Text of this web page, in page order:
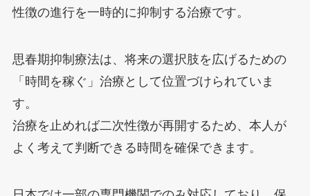
性徴の進行を一時的に抑制する治療です。
思春期抑制療法は、将来の選択肢を広げるための
「時間を稼ぐ」治療として位置づけられていま
す。
治療を止めれば二次性徴が再開するため、本人が
よく考えて判断できる時間を確保できます。